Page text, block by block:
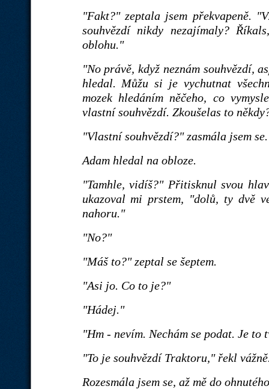
"Fakt?" zeptala jsem překvapeně.
souhvězdí nikdy nezajímaly?
oblohu."
"No právě, když neznám souhvězdí,
hledal. Můžu si je vychutnat
mozek hledáním něčeho, co
vlastní souhvězdí. Zkoušelas to
"Vlastní souhvězdí?" zasmála jsem
Adam hledal na obloze.
"Tamhle, vidíš?" Přitisknul svou
ukazoval mi prstem, "dolů, ty dvě
nahoru."
"No?"
"Máš to?" zeptal se šeptem.
"Asi jo. Co to je?"
"Hádej."
"Hm - nevím. Nechám se podat. Je to
"To je souhvězdí Traktoru," řekl
Rozesmála jsem se, až mě do